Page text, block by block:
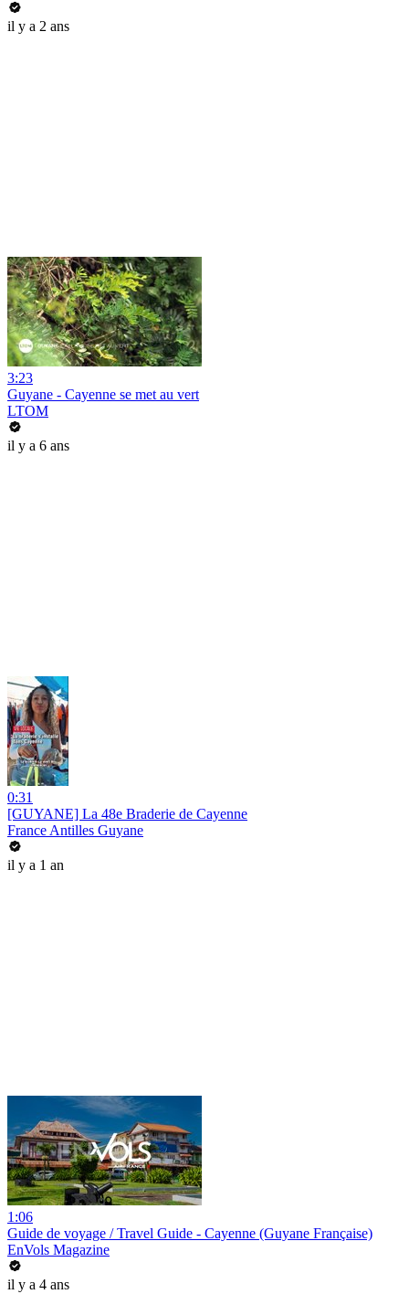
il y a 2 ans
3:23
Guyane - Cayenne se met au vert
LTOM
il y a 6 ans
0:31
[GUYANE] La 48e Braderie de Cayenne
France Antilles Guyane
il y a 1 an
1:06
Guide de voyage / Travel Guide - Cayenne (Guyane Française)
EnVols Magazine
il y a 4 ans